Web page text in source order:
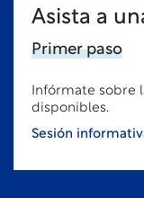
Asista a
Primer paso
Infórmate sobre
disponibles.
Sesión